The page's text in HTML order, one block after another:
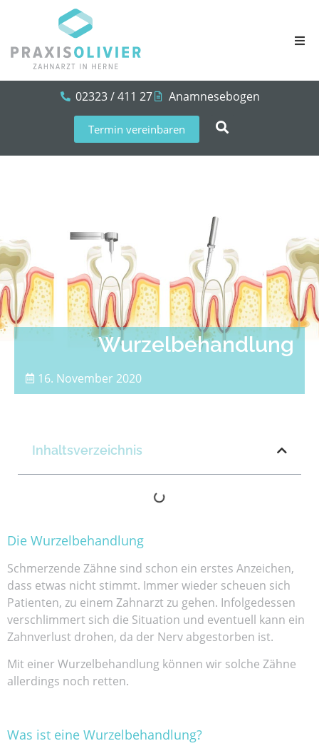
02323 / 411 27 Anamnesebogen
Termin vereinbaren
Wurzelbehandlung
16. November 2020
Die Wurzelbehandlung
Schmerzende Zähne sind schon ein erstes Anzeichen,
dass etwas nicht stimmt. Immer wieder scheuen sich
Patienten, zu einem Zahnarzt zu gehen. Infolgedessen
verschlimmert sich die Situation und eventuell kann ein
Zahnverlust drohen, da der Nerv abgestorben ist.
Mit einer Wurzelbehandlung können wir solche Zähne
allerdings noch retten.
Was ist eine Wurzelbehandlung?
Inhaltsverzeichnis